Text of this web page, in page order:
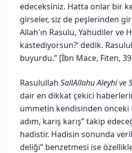
edeceksiniz. Hatta onlar bir
girseler, siz de peşlerinden
Allah'ın Rasulü, Yahudiler ve
kastediyorsun?’ dedik.
buyurdu.” [İbn Mace, Fiten,
Rasulullah SallAllahu Aleyhi ve
dair en dikkat çekici
ümmetin kendisinden önceki
adım, karış karış” takip
hadistir. Hadisin sonunda
deliği” benzetmesi ise